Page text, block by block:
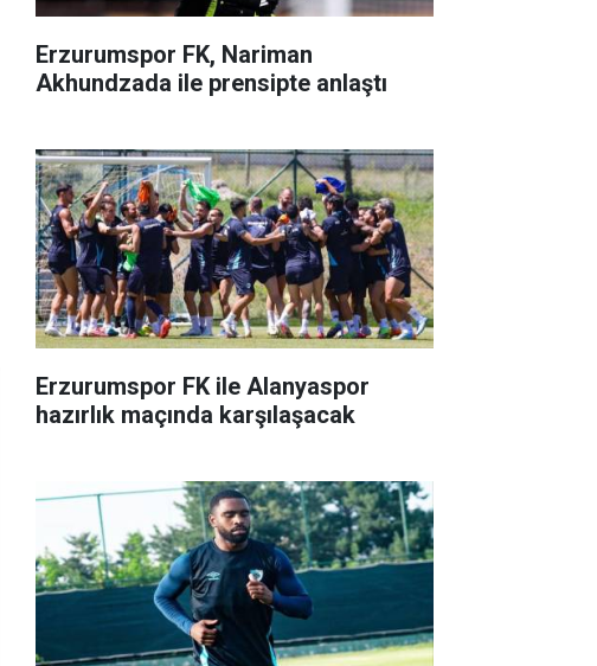
Erzurumspor FK, Nariman
Akhundzada ile prensipte anlaştı
Erzurumspor FK ile Alanyaspor
hazırlık maçında karşılaşacak